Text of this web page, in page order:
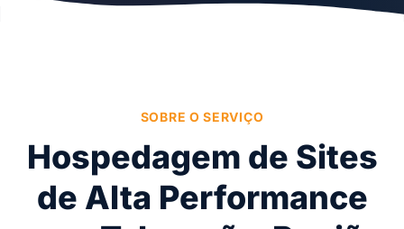
SOBRE O SERVIÇO
Hospedagem de Sites
de Alta Performance